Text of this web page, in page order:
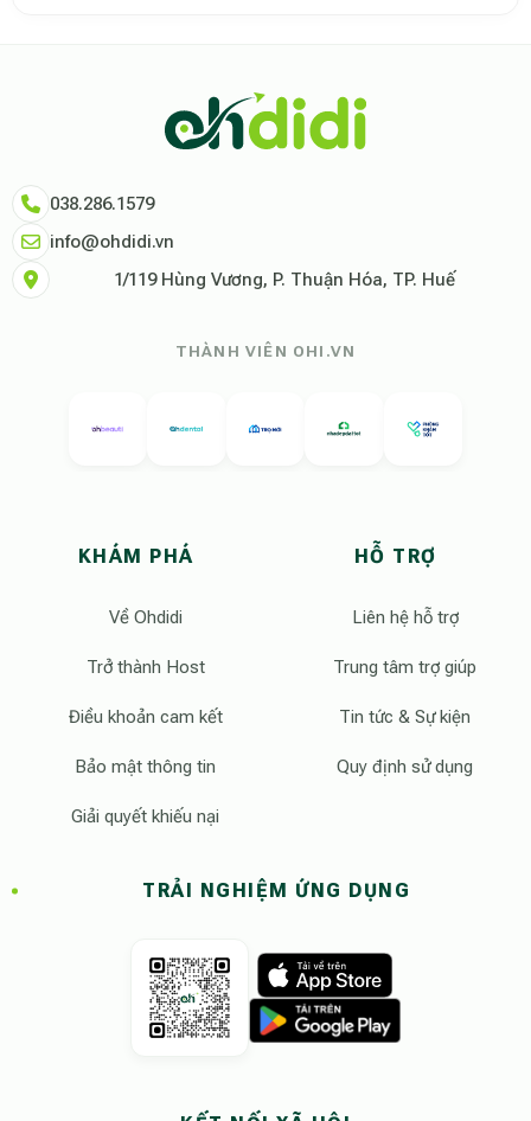
Ohdidi Facebook Official,
038.286.1579
info@ohdidi.vn
1/119 Hùng Vương, P. Thuận Hóa, TP. Huế
THÀNH VIÊN OHI.VN
KHÁM PHÁ
Về Ohdidi
Trở thành Host
Điều khoản cam kết
Bảo mật thông tin
Giải quyết khiếu nại
HỖ TRỢ
Liên hệ hỗ trợ
Trung tâm trợ giúp
Tin tức & Sự kiện
Quy định sử dụng
TRẢI NGHIỆM ỨNG DỤNG